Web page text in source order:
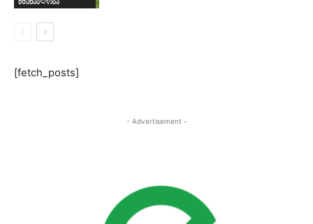
მშენებლობა
[fetch_posts]
- Advertisement -